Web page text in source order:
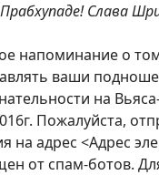
Слава
напоминание о
ваши
на
Пожалуйста,
на адрес <Адрес
от спам-ботов.